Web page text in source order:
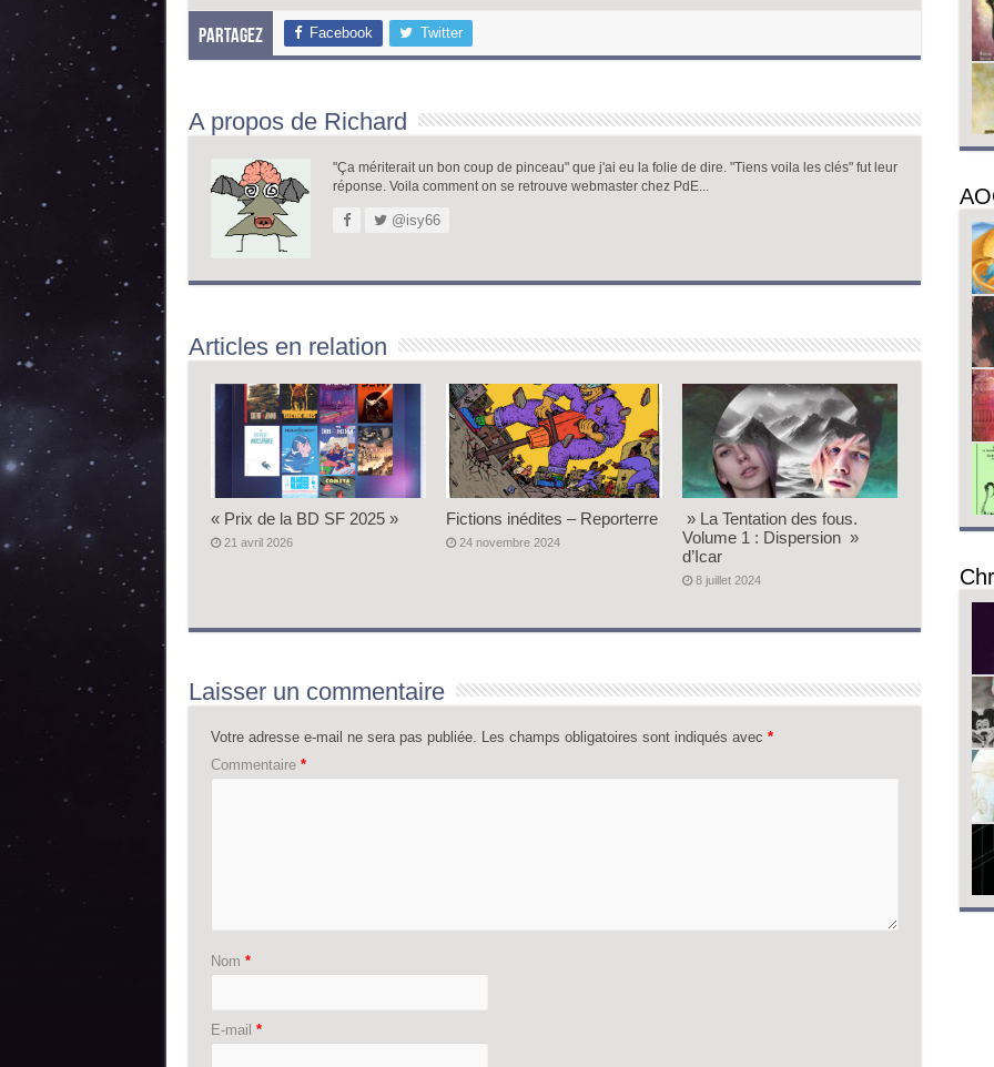
Partagez Facebook Twitter
A propos de Richard
"Ça mériterait un bon coup de pinceau" que j'ai eu la folie de dire. "Tiens voila les clés" fut leur
réponse. Voila comment on se retrouve webmaster chez PdE...
@isy66
Articles en relation
« Prix de la BD SF 2025 »
21 avril 2026
Fictions inédites – Reporterre
24 novembre 2024
» La Tentation des fous.
Volume 1 : Dispersion »
d’Icar
8 juillet 2024
Laisser un commentaire
Votre adresse e-mail ne sera pas publiée. Les champs obligatoires sont indiqués avec *
Commentaire *
Nom *
E-mail *